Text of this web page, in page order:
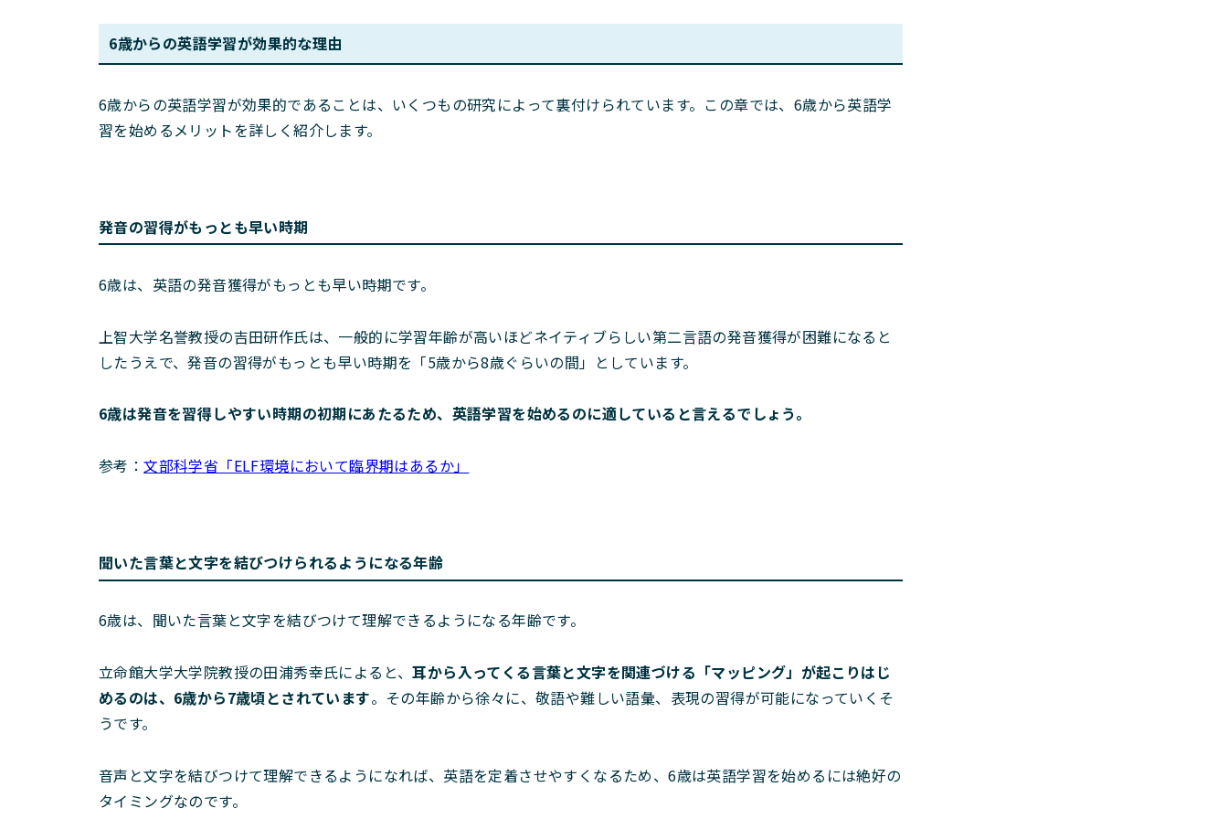
6歳からの英語学習が効果的な理由
6歳からの英語学習が効果的であることは、いくつもの研究によって裏付けられています。この章では、6歳から英語学
習を始めるメリットを詳しく紹介します。
発音の習得がもっとも早い時期
6歳は、英語の発音獲得がもっとも早い時期です。
上智大学名誉教授の吉田研作氏は、一般的に学習年齢が高いほどネイティブらしい第二言語の発音獲得が困難になると
したうえで、発音の習得がもっとも早い時期を「5歳から8歳ぐらいの間」としています。
6歳は発音を習得しやすい時期の初期にあたるため、英語学習を始めるのに適していると言えるでしょう。
参考：文部科学省「ELF環境において臨界期はあるか」
聞いた言葉と文字を結びつけられるようになる年齢
6歳は、聞いた言葉と文字を結びつけて理解できるようになる年齢です。
立命館大学大学院教授の田浦秀幸氏によると、耳から入ってくる言葉と文字を関連づける「マッピング」が起こりはじ
めるのは、6歳から7歳頃とされています。その年齢から徐々に、敬語や難しい語彙、表現の習得が可能になっていくそ
うです。
音声と文字を結びつけて理解できるようになれば、英語を定着させやすくなるため、6歳は英語学習を始めるには絶好の
タイミングなのです。